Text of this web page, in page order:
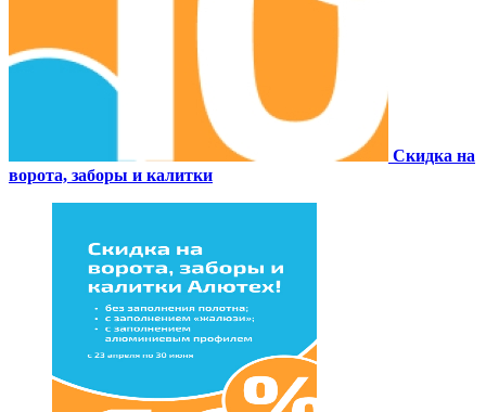
Скидка на
ворота, заборы и калитки